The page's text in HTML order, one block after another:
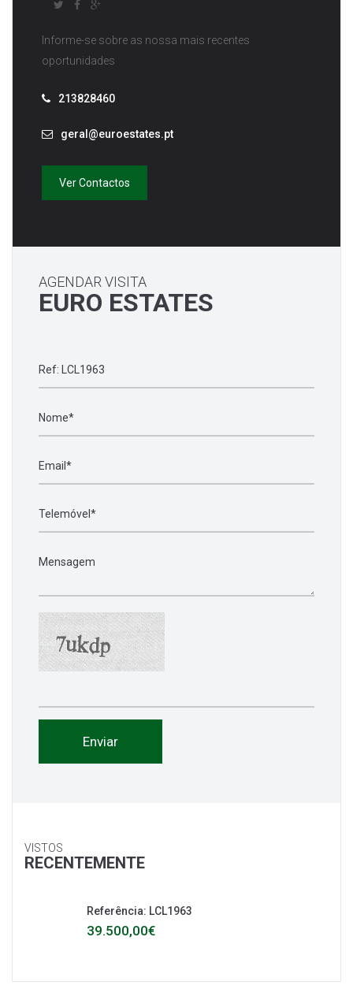
Informe-se sobre as nossa mais recentes
oportunidades
213828460
geral@euroestates.pt
Ver Contactos
AGENDAR VISITA
EURO ESTATES
VISTOS
RECENTEMENTE
Referência: LCL1963
39.500,00€